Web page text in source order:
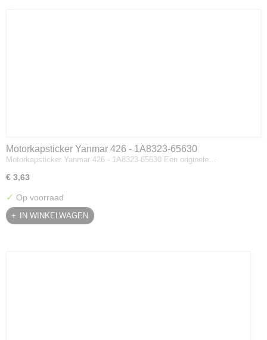
Motorkapsticker Yanmar 426 - 1A8323-65630
Motorkapsticker Yanmar 426 - 1A8323-65630 Een originele…
€ 3,63
✓ Op voorraad
IN WINKELWAGEN